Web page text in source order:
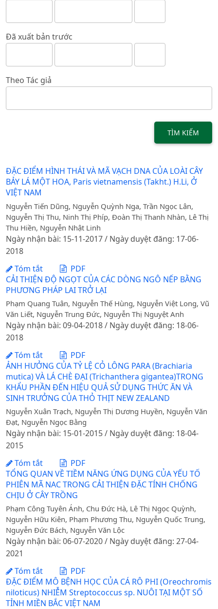
Đã xuất bản trước
Theo Tác giả
TÌM KIẾM
ĐẶC ĐIỂM HÌNH THÁI VÀ MÃ VẠCH DNA CỦA LOÀI CÂY
BẢY LÁ MỘT HOA, Paris vietnamensis (Takht.) H.Li, Ở
VIỆT NAM
Nguyễn Tiến Dũng, Nguyễn Quỳnh Nga, Trần Ngọc Lân,
Nguyễn Thị Thu, Ninh Thị Phíp, Đoàn Thị Thanh Nhàn, Lê Thị
Thu Hiền, Nguyễn Nhật Linh
Ngày nhận bài: 15-11-2017 / Ngày duyệt đăng: 17-06-
2018
Tóm tắt
PDF
CẢI THIỆN ĐỘ NGỌT CỦA CÁC DÒNG NGÔ NẾP BẰNG
PHƯƠNG PHÁP LAI TRỞ LẠI
Phạm Quang Tuân, Nguyễn Thế Hùng, Nguyễn Việt Long, Vũ
Văn Liết, Nguyễn Trung Đức, Nguyễn Thị Nguyệt Anh
Ngày nhận bài: 09-04-2018 / Ngày duyệt đăng: 18-06-
2018
Tóm tắt
PDF
ẢNH HƯỞNG CỦA TỶ LỆ CỎ LÔNG PARA (Brachiaria
mutica) VÀ LÁ CHÈ ĐẠI (Trichanthera gigantea)TRONG
KHẨU PHẦN ĐẾN HIỆU QUẢ SỬ DỤNG THỨC ĂN VÀ
SINH TRƯỞNG CỦA THỎ THỊT NEW ZEALAND
Nguyễn Xuân Trạch, Nguyễn Thị Dương Huyền, Nguyễn Văn
Đạt, Nguyễn Ngọc Bằng
Ngày nhận bài: 15-01-2015 / Ngày duyệt đăng: 18-04-
2015
Tóm tắt
PDF
TỔNG QUAN VỀ TIỀM NĂNG ỨNG DỤNG CỦA YẾU TỐ
PHIÊN MÃ NAC TRONG CẢI THIỆN ĐẶC TÍNH CHỐNG
CHỊU Ở CÂY TRỒNG
Phạm Công Tuyên Ánh, Chu Đức Hà, Lê Thị Ngọc Quỳnh,
Nguyễn Hữu Kiên, Phạm Phương Thu, Nguyễn Quốc Trung,
Nguyễn Đức Bách, Nguyễn Văn Lộc
Ngày nhận bài: 06-07-2020 / Ngày duyệt đăng: 27-04-
2021
Tóm tắt
PDF
ĐẶC ĐIỂM MÔ BỆNH HỌC CỦA CÁ RÔ PHI (Oreochromis
niloticus) NHIỄM Streptococcus sp. NUÔI TẠI MỘT SỐ
TỈNH MIỀN BẮC VIỆT NAM